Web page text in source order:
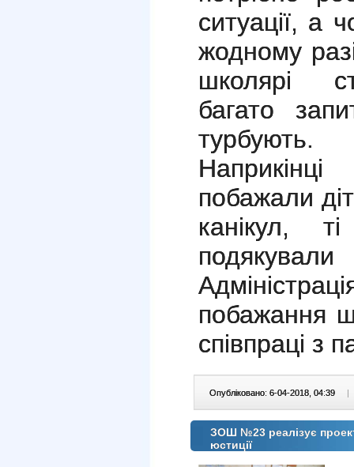
ситуації, а
жодному
школярі
багато
турбують.
побажали
канікул,
побажання
співпраці з
Опубліковано: 6-04-2018, 04:39 |
ЗОШ №23 реалізує
юстиції